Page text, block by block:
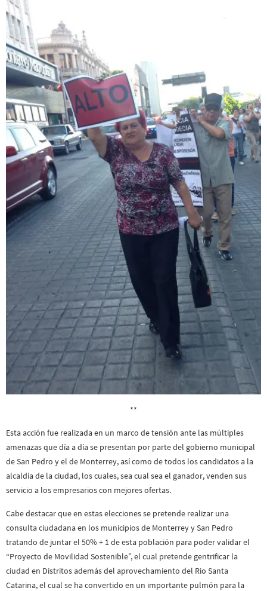
**
Esta acción fue realizada en un marco de tensión ante las múltiples
amenazas que día a día se presentan por parte del gobierno municipal
de San Pedro y el de Monterrey, así como de todos los candidatos a la
alcaldía de la ciudad, los cuales, sea cual sea el ganador, venden sus
servicio a los empresarios con mejores ofertas.
Cabe destacar que en estas elecciones se pretende realizar una
consulta ciudadana en los municipios de Monterrey y San Pedro
tratando de juntar el 50% + 1 de esta población para poder validar el
“Proyecto de Movilidad Sostenible”, el cual pretende gentrificar la
ciudad en Distritos además del aprovechamiento del Rio Santa
Catarina, el cual se ha convertido en un importante pulmón para la